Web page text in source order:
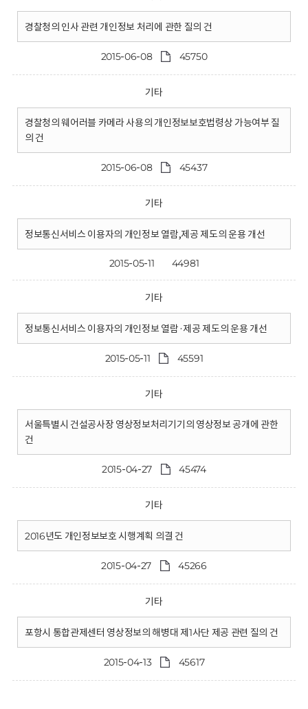
경찰청의 인사 관련 개인정보 처리에 관한 질의 건
2015-06-08 45750
기타
경찰청의 웨어러블 카메라 사용의 개인정보보호법령상 가능여부 질
의 건
2015-06-08 45437
기타
정보통신서비스 이용자의 개인정보 열람,제공 제도의 운용 개선
2015-05-11 44981
기타
정보통신서비스 이용자의 개인정보 열람·제공 제도의 운용 개선
2015-05-11 45591
기타
서울특별시 건설공사장 영상정보처리기기의 영상정보 공개에 관한
건
2015-04-27 45474
기타
2016년도 개인정보보호 시행계획 의결 건
2015-04-27 45266
기타
포항시 통합관제센터 영상정보의 해병대 제1사단 제공 관련 질의 건
2015-04-13 45617